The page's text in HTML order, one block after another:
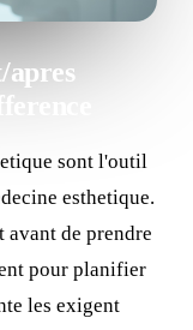
apres
sont l'outil
esthetique.
avant de prendre
pour planifier
les exigent